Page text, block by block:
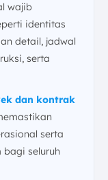
wajib
identitas
detail, jadwal
serta
dan kontrak
serta
bagi seluruh